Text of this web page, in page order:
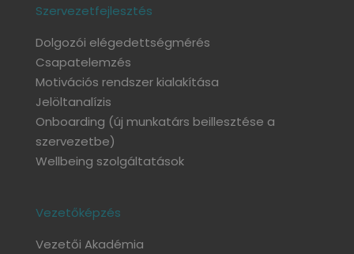
Szervezetfejlesztés
Dolgozói elégedettségmérés
Csapatelemzés
Motivációs rendszer kialakítása
Jelöltanalízis
Onboarding (új munkatárs beillesztése a
szervezetbe)
Wellbeing szolgáltatások
Vezetőképzés
Vezetői Akadémia